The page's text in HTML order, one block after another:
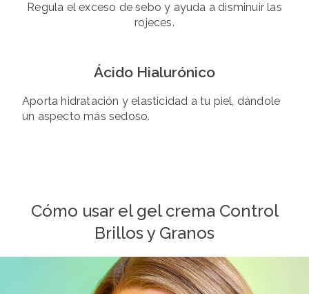
Regula el exceso de sebo y ayuda a disminuir las
rojeces.
Ácido Hialurónico
Aporta hidratación y elasticidad a tu piel, dándole
un aspecto más sedoso.
Cómo usar el gel crema Control
Brillos y Granos